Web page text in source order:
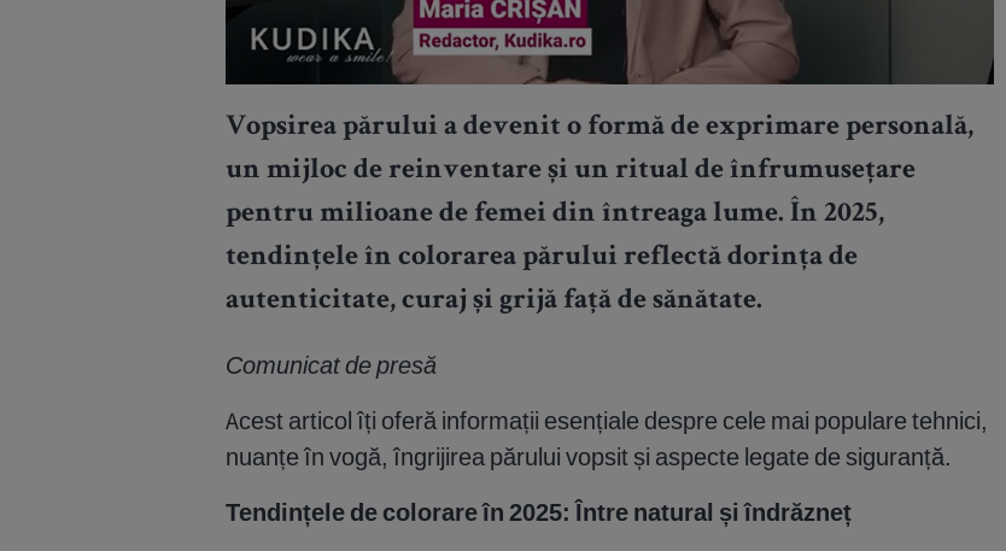
Vopsirea părului a devenit o formă de exprimare personală,
un mijloc de reinventare și un ritual de înfrumusețare
pentru milioane de femei din întreaga lume. În 2025,
tendințele în colorarea părului reflectă dorința de
autenticitate, curaj și grijă față de sănătate.
Comunicat de presă
Acest articol îți oferă informații esențiale despre cele mai populare tehnici,
nuanțe în vogă, îngrijirea părului vopsit și aspecte legate de siguranță.​
Tendințele de colorare în 2025: Între natural și îndrăzneț